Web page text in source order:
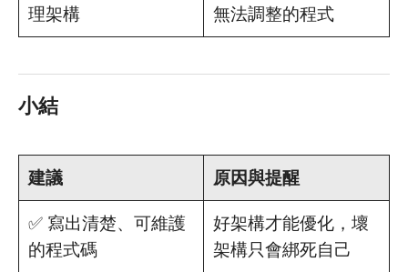
理架構
無法調整的程式
小結
建議 原因與提醒
✅ 寫出清楚、可維護
的程式碼
好架構才能優化，壞
架構只會綁死自己